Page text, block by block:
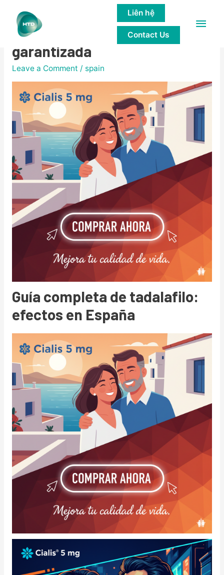
Main
Liên hệ
Contact Us
Cialis 5 mg diario calidad
garantizada
Leave a Comment / spain
Guía completa de tadalafilo:
efectos en España